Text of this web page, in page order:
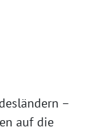
–
auf die